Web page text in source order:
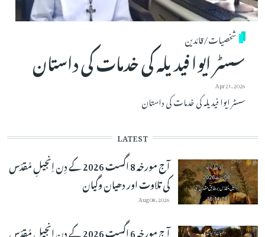
شخصیات/قائدین
سسٹر ایوا فیدیلہ کی خدمات کی داستان
Apr 21, 2026
سسٹر ایوا فیدیلہ کی خدمات کی داستان
LATEST
آج مورخہ 8 اگست 2026 کے دِن اِنجیلِ مُقدّس
کی تلاوت اور دھیان وگیان
Aug 08, 2026
آج مورخہ 6 اگست 2026 کے دِن اِنجیلِ مُقدّس